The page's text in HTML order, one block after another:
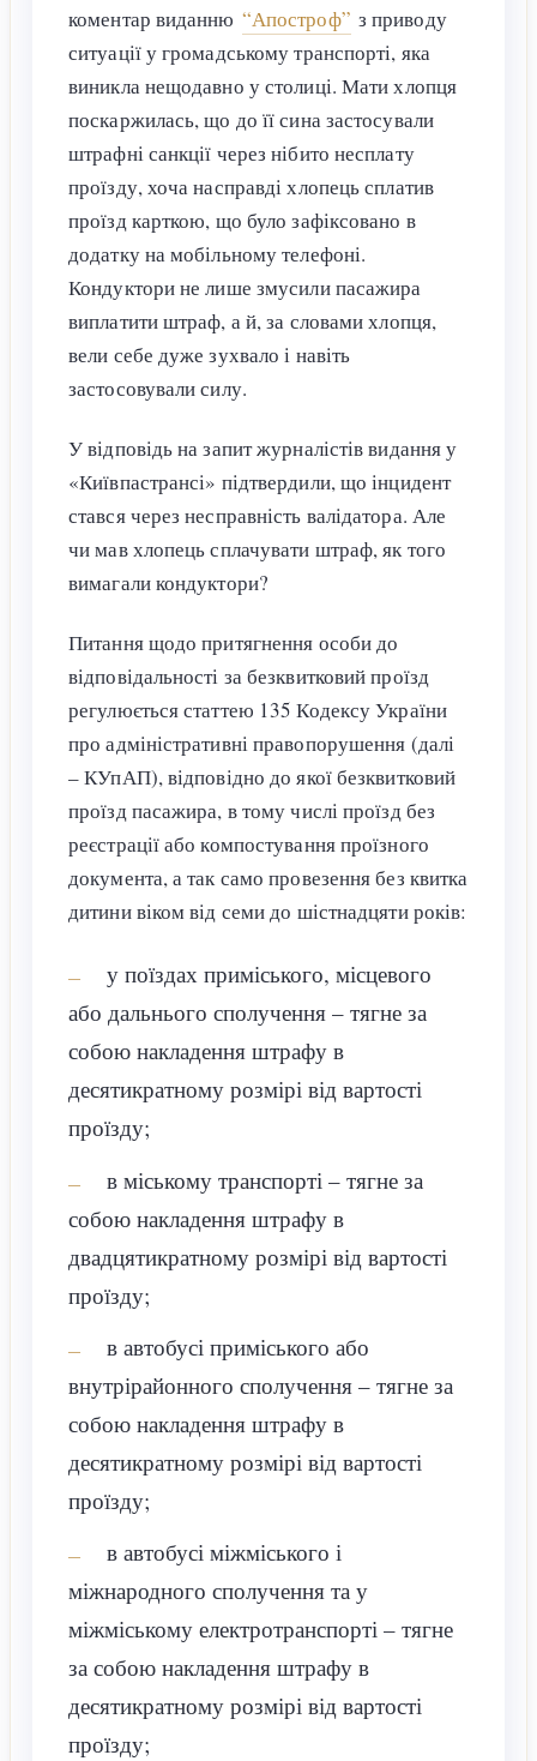
коментар виданню “Апостроф” з приводу
ситуації у громадському транспорті, яка
виникла нещодавно у столиці. Мати хлопця
поскаржилась, що до її сина застосували
штрафні санкції через нібито несплату
проїзду, хоча насправді хлопець сплатив
проїзд карткою, що було зафіксовано в
додатку на мобільному телефоні.
Кондуктори не лише змусили пасажира
виплатити штраф, а й, за словами хлопця,
вели себе дуже зухвало і навіть
застосовували силу.
У відповідь на запит журналістів видання у
«Київпастрансі» підтвердили, що інцидент
стався через несправність валідатора. Але
чи мав хлопець сплачувати штраф, як того
вимагали кондуктори?
Питання щодо притягнення особи до
відповідальності за безквитковий проїзд
регулюється статтею 135 Кодексу України
про адміністративні правопорушення (далі
– КУпАП), відповідно до якої безквитковий
проїзд пасажира, в тому числі проїзд без
реєстрації або компостування проїзного
документа, а так само провезення без квитка
дитини віком від семи до шістнадцяти років:
у поїздах приміського, місцевого
або дальнього сполучення – тягне за
собою накладення штрафу в
десятикратному розмірі від вартості
проїзду;
в міському транспорті – тягне за
собою накладення штрафу в
двадцятикратному розмірі від вартості
проїзду;
в автобусі приміського або
внутрірайонного сполучення – тягне за
собою накладення штрафу в
десятикратному розмірі від вартості
проїзду;
в автобусі міжміського і
міжнародного сполучення та у
міжміському електротранспорті – тягне
за собою накладення штрафу в
десятикратному розмірі від вартості
проїзду;